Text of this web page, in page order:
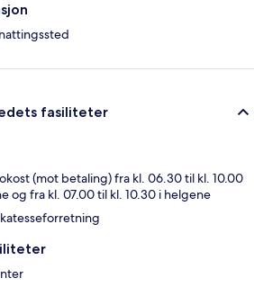
fasiliteter
(mot betaling) fra kl. 06.30 til kl. 10.00
og fra kl. 07.00 til kl. 10.30 i helgene